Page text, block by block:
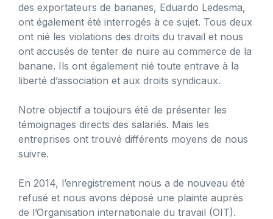
des exportateurs de bananes, Eduardo Ledesma,
ont également été interrogés à ce sujet. Tous deux
ont nié les violations des droits du travail et nous
ont accusés de tenter de nuire au commerce de la
banane. Ils ont également nié toute entrave à la
liberté d’association et aux droits syndicaux.
Notre objectif a toujours été de présenter les
témoignages directs des salariés. Mais les
entreprises ont trouvé différents moyens de nous
suivre.
En 2014, l’enregistrement nous a de nouveau été
refusé et nous avons déposé une plainte auprès
de l’Organisation internationale du travail (OIT).